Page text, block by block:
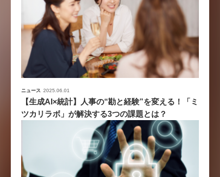
ニュース 2025.06.01
【生成AI×統計】人事の“勘と経験”を変える！「ミ
ツカリラボ」が解決する3つの課題とは？